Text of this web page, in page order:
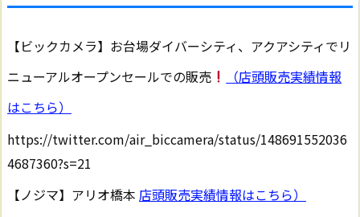
【ビックカメラ】お台場ダイバーシティ、アクアシティでリ
ニューアルオープンセールでの販売
（店頭販売実績情報
はこちら）
https://twitter.com/air_biccamera/status/148691552036
4687360?s=21
【ノジマ】アリオ橋本 店頭販売実績情報はこちら）